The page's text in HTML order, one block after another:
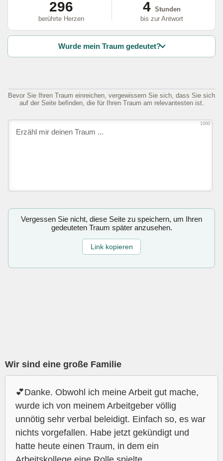
296
berührte Herzen
4 Stunden
bis zur Antwort
Wurde mein Traum gedeutet?
Bevor Sie Ihren Traum einreichen, vergewissern Sie sich, dass Sie sich
auf der Seite befinden, die für Ihren Traum am relevantesten ist.
1000
Vergessen Sie nicht, diese Seite zu speichern, um Ihren
gedeuteten Traum später anzusehen.
Link kopieren
Wir sind eine große Familie
💕Danke. Obwohl ich meine Arbeit gut mache,
wurde ich von meinem Arbeitgeber völlig
unnötig sehr verbal beleidigt. Einfach so, es war
nichts vorgefallen. Habe jetzt gekündigt und
hatte heute einen Traum, in dem ein